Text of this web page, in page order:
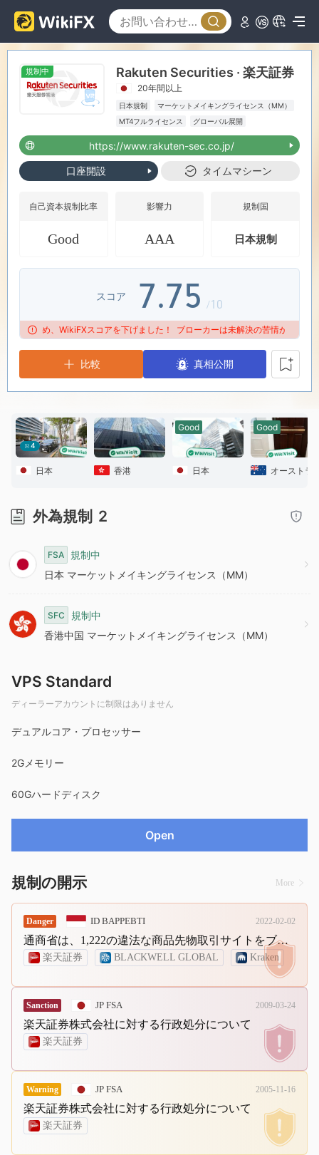
規制中 Rakuten Securities · 楽天証券
20年間以上
日本規制
マーケットメイキングライセンス（MM）
MT4フルライセンス
グローバル展開
ハイリスクレベル
https://www.rakuten-sec.co.jp/
口座開設 タイムマシーン
自己資本規制比率
Good
影響力
AAA
規制国
日本規制
スコア
1
2
3
4
5
6
7
8
9
.
1
2
3
5
6
7
8
9
0
1
2
5
6
7
8
9
/10
るため、WikiFXスコアを下げました！ ブローカーは未解決の苦情が多すぎるた
比較 真相公開
4
日本 香港
Good
日本
Good
外為規制 2
FSA
規制中
日本 マーケットメイキングライセンス（MM）
SFC
規制中
香港中国 マーケットメイキングライセンス（MM）
VPS Standard
ディーラーアカウントに制限はありません
デュアルコア・プロセッサー
2Gメモリー
60Gハードディスク
Open
規制の開示 More
Danger ID BAPPEBTI 2022-02-02
通商省は、1,222の違法な商品先物取引サイトをブロックします
楽天証券 BLACKWELL GLOBAL Kraken
Sanction JP FSA 2009-03-24
楽天証券株式会社に対する行政処分について
楽天証券
Warning JP FSA 2005-11-16
楽天証券株式会社に対する行政処分について
楽天証券